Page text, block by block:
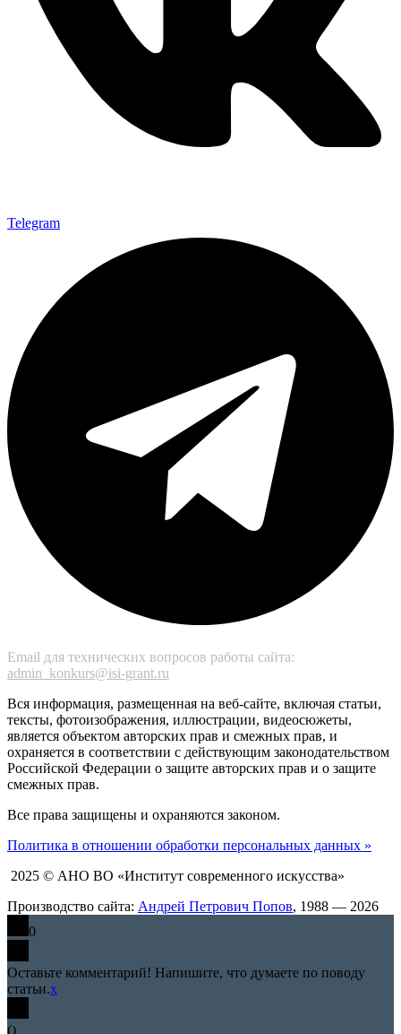
Telegram
Email для технических вопросов работы сайта:
admin_konkurs@isi-grant.ru
Вся информация, размещенная на веб-сайте, включая статьи,
тексты, фотоизображения, иллюстрации, видеосюжеты,
является объектом авторских прав и смежных прав, и
охраняется в соответствии с действующим законодательством
Российской Федерации о защите авторских прав и о защите
смежных прав.
Все права защищены и охраняются законом.
Политика в отношении обработки персональных данных »
2025 © АНО ВО «Институт современного искусства»
Производство сайта: Андрей Петрович Попов, 1988 — 2026
0
Оставьте комментарий! Напишите, что думаете по поводу
статьи.x
()